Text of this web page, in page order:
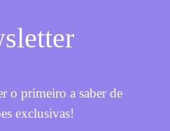
o primeiro a saber de
exclusivas!